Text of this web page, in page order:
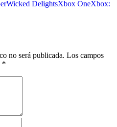
Wicked DelightsXbox OneXbox:
no será publicada. Los campos
*